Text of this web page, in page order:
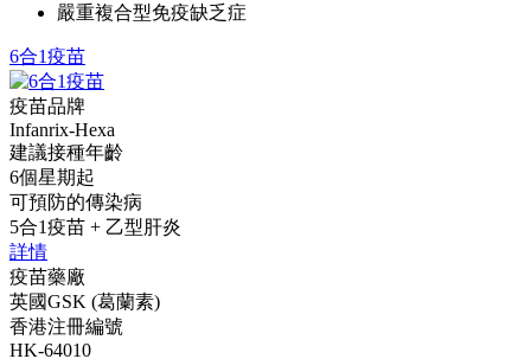
嚴重複合型免疫缺乏症
6合1疫苗
疫苗品牌
Infanrix-Hexa
建議接種年齡
6個星期起
可預防的傳染病
5合1疫苗 + 乙型肝炎
詳情
疫苗藥廠
英國GSK (葛蘭素)
香港注冊編號
HK-64010